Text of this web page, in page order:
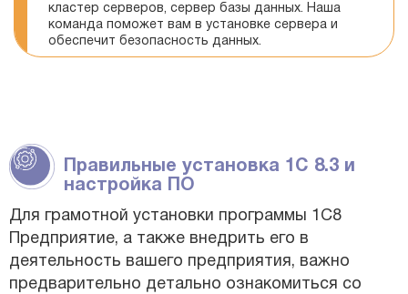
кластер серверов, сервер базы данных. Наша
команда поможет вам в установке сервера и
обеспечит безопасность данных.
Правильные установка 1С 8.3 и
настройка ПО
Для грамотной установки программы 1С8
Предприятие, а также внедрить его в
деятельность вашего предприятия, важно
предварительно детально ознакомиться со